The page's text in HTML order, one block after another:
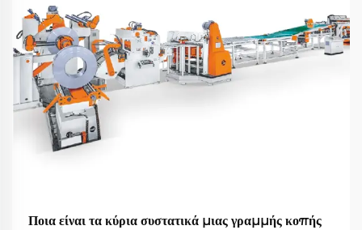
Ποια είναι τα κύρια συστατικά μιας γραμμής κοπής